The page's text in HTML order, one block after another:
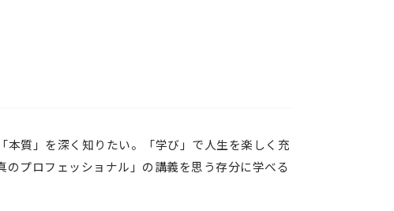
質」を深く知りたい。「学び」で人生を楽しく充
プロフェッショナル」の講義を思う存分に学べる